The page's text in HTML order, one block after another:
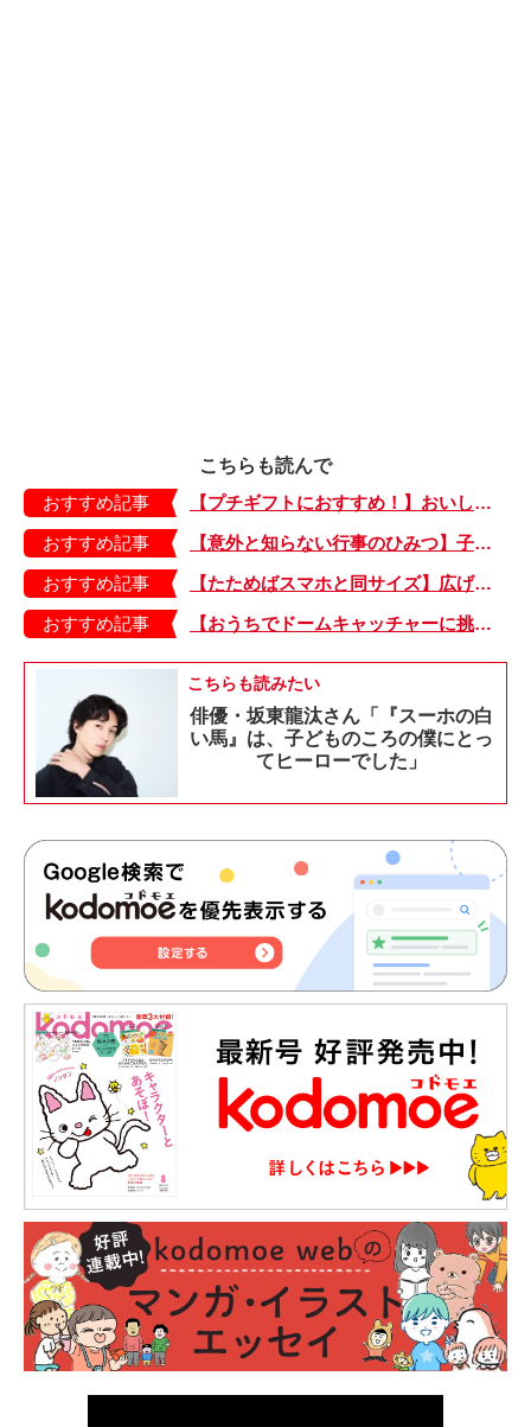
こちらも読んで
おすすめ記事
【プチギフトにおすすめ！】おいしいお茶でホッとひと息。箱がかわいい「ティーバッグ」
おすすめ記事
【意外と知らない行事のひみつ】子どもにはどう伝える？「お盆」って何だろう？
おすすめ記事
【たためばスマホと同サイズ】広げるとビビッドでジューシーな柄が目を引くコンパクトな「扇子」
おすすめ記事
【おうちでドームキャッチャーに挑戦だ】アンパンマン わくわくドームキャッチャー
こちらも読みたい
俳優・坂東龍汰さん「『スーホの白
い馬』は、子どものころの僕にとっ
てヒーローでした」